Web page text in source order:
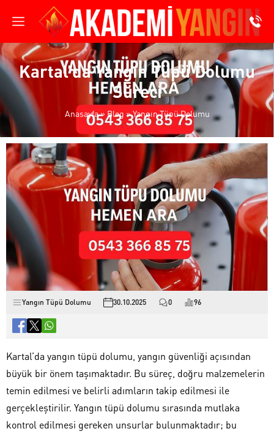
Kartal’da Yangın Tüpü Dolumu
Süreci
Anasayfa»Blog»Yangın Tüpü Dolumu
Yangın Tüpü Dolumu 30.10.2025 0 96
Kartal’da yangın tüpü dolumu, yangın güvenliği açısından
büyük bir önem taşımaktadır. Bu süreç, doğru malzemelerin
temin edilmesi ve belirli adımların takip edilmesi ile
gerçekleştirilir. Yangın tüpü dolumu sırasında mutlaka
kontrol edilmesi gereken unsurlar bulunmaktadır; bu